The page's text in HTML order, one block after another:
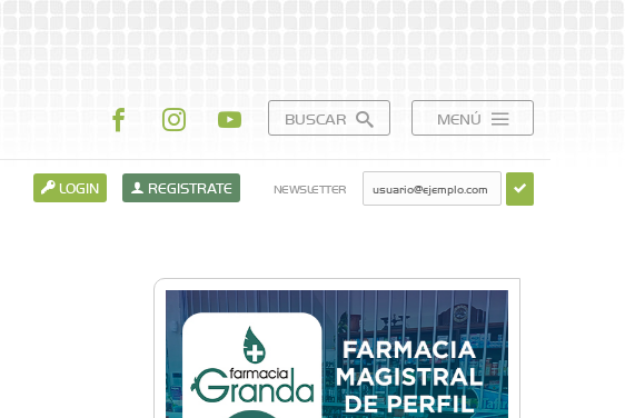
BUSCAR MENÚ
LOGIN REGISTRATE NEWSLETTER